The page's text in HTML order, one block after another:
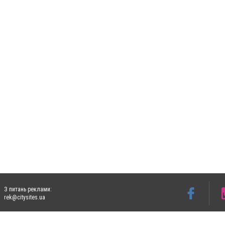
З питань реклами:
rek@citysites.ua